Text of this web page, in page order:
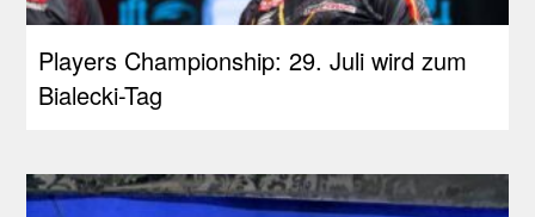
Players Championship: 29. Juli wird zum
Bialecki-Tag